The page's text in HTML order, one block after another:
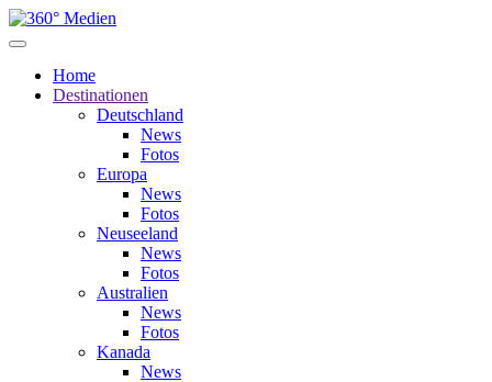
Home
Destinationen
Deutschland
News
Fotos
Europa
News
Fotos
Neuseeland
News
Fotos
Australien
News
Fotos
Kanada
News